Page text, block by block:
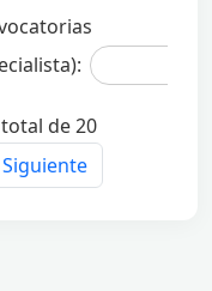
de 20
Siguiente